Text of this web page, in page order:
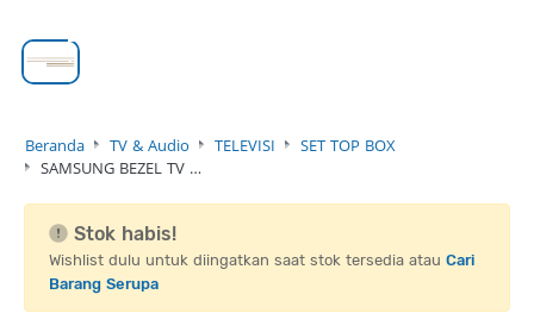
Beranda TV & Audio TELEVISI
SET TOP BOX
SAMSUNG BEZEL TV …
Stok habis!
Wishlist dulu untuk diingatkan saat stok tersedia atau Cari
Barang Serupa